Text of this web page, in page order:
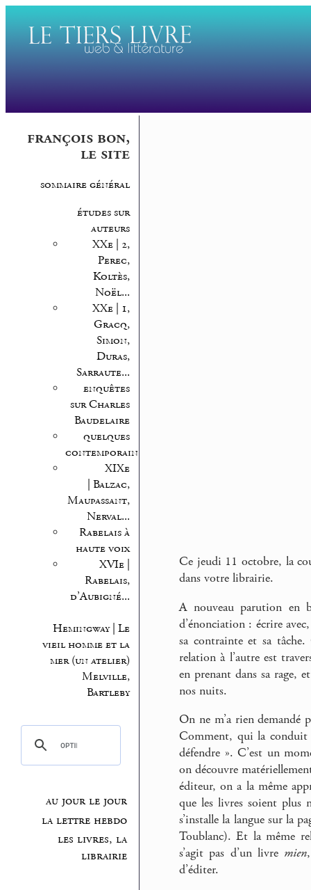
françois bon,
le site
sommaire général
études sur
auteurs
XXe | 2,
Perec,
Koltès,
Noël...
XXe | 1,
Gracq,
Simon,
Duras,
Sarraute...
enquêtes
sur Charles
Baudelaire
quelques
contemporains
XIXe
| Balzac,
Maupassant,
Nerval...
Rabelais à
haute voix
XVIe |
Rabelais,
d’Aubigné...
Hemingway | Le
vieil homme et la
mer (un atelier)
Melville,
Bartleby
au jour le jour
la lettre hebdo
les livres, la
librairie
Ce jeudi 11 octobre, la
dans votre librairie.
A nouveau parution en
d’énonciation : écrire
sa contrainte et sa
relation à l’autre est
en prenant dans sa rage,
nos nuits.
On ne m’a rien demandé
Comment, qui la conduit
défendre ». C’est un
on découvre
éditeur, on a la même
que les livres soient plus
s’installe la langue sur la
Toublanc). Et la même
s’agit pas d’un livre mien
d’éditer.